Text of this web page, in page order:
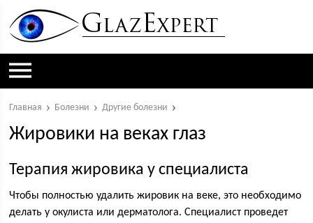
Главная Болезни Другие болезни
Жировики на веках глаз
Терапия жировика у специалиста
Чтобы полностью удалить жировик на веке, это необходимо
делать у окулиста или дерматолога. Специалист проведет